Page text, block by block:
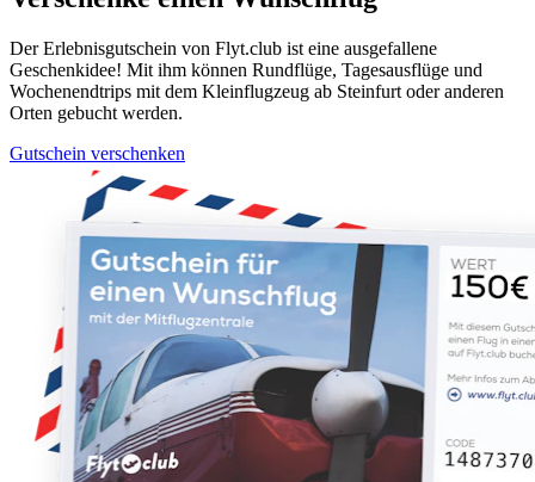
Der Erlebnisgutschein von Flyt.club ist eine ausgefallene
Geschenkidee! Mit ihm können Rundflüge, Tagesausflüge und
Wochenendtrips mit dem Kleinflugzeug ab Steinfurt oder anderen
Orten gebucht werden.
Gutschein verschenken